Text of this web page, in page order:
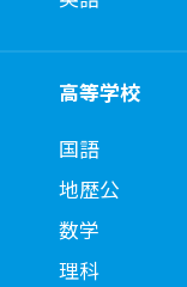
高等学校
国語
地歴公
数学
理科